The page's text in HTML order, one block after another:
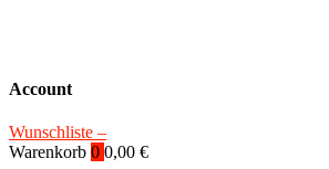
Account
Wunschliste –
Warenkorb 0 0,00 €